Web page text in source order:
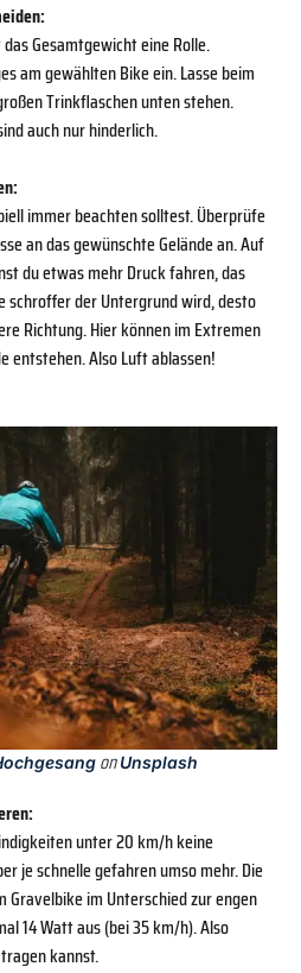
Gesamtgewicht eine Rolle.
am gewählten Bike ein. Lasse beim
Trinkflaschen unten stehen.
auch nur hinderlich.
immer beachten solltest. Überprüfe
an das gewünschte Gelände an. Auf
du etwas mehr Druck fahren, das
schroffer der Untergrund wird, desto
Richtung. Hier können im Extremen
entstehen. Also Luft ablassen!
onUnsplash
unter 20 km/h keine
je schnelle gefahren umso mehr. Die
Gravelbike im Unterschied zur engen
14 Watt aus (bei 35 km/h). Also
kannst.